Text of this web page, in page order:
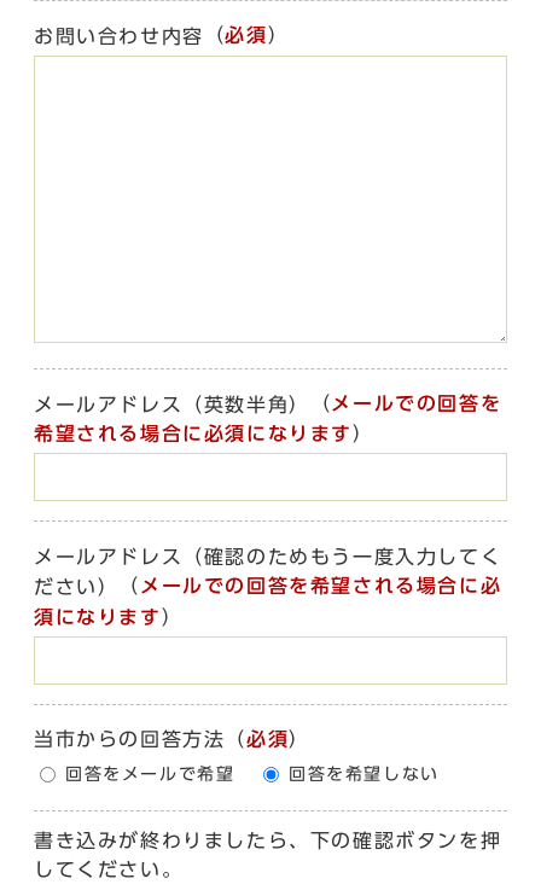
お問い合わせ内容 （必須）
メールアドレス（英数半角） （ メールでの回答を
希望される場合に必須になります ）
メールアドレス（確認のためもう一度入力してく
ださい）
（ メールでの回答を希望される場合に必
須になります ）
当市からの回答方法 （必須）
回答をメールで希望 回答を希望しない
書き込みが終わりましたら、下の確認ボタンを押
してください。